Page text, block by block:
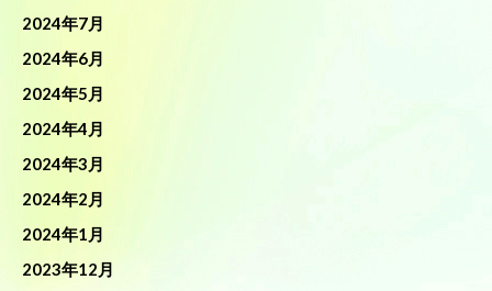
2024年7月
2024年6月
2024年5月
2024年4月
2024年3月
2024年2月
2024年1月
2023年12月